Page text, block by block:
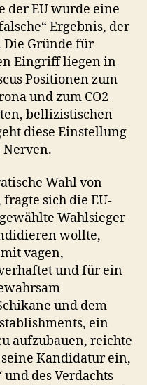
der EU wurde eine
Ergebnis, der
Die Gründe für
Eingriff liegen in
Positionen zum
und zum CO2-
bellizistischen
diese Einstellung
Nerven.
Wahl von
sich die EU-
Wahlsieger
wollte,
vagen,
und für ein
und dem
ein
aufzubauen, reichte
Kandidatur ein,
des Verdachts